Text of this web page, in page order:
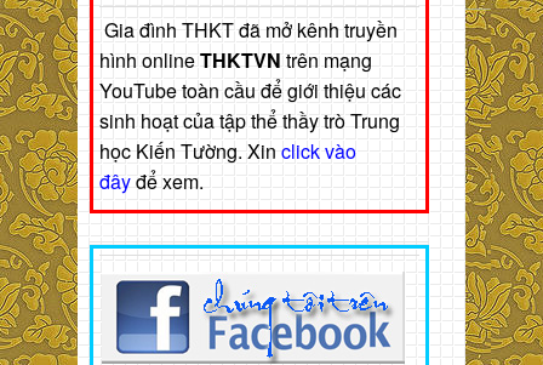
Gia đình THKT đã mở kênh truyền
hình onlineTHKTVN trên mạng
YouTube toàn cầu để giới thiệu các
sinh hoạt của tập thể thầy trò Trung
học Kiến Tường. Xin click vào
đâyđể xem.